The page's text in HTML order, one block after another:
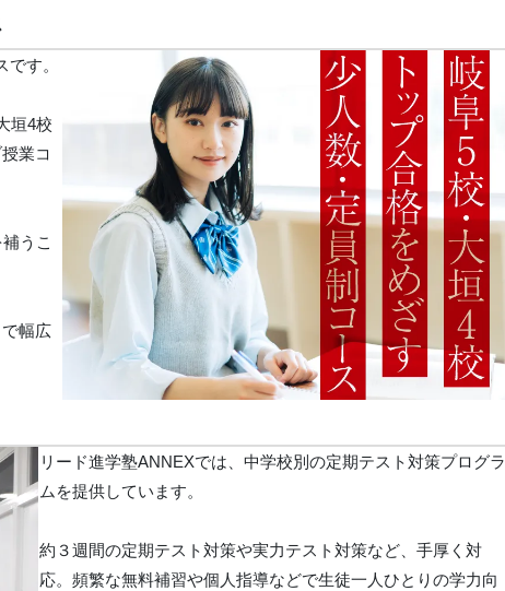
す。
垣4校
業コ
うこ
幅広
リード進学塾ANNEXでは、中学校別の定期テスト対策プログラ
ムを提供しています。
約３週間の定期テスト対策や実力テスト対策など、手厚く対
応。頻繁な無料補習や個人指導などで生徒一人ひとりの学力向